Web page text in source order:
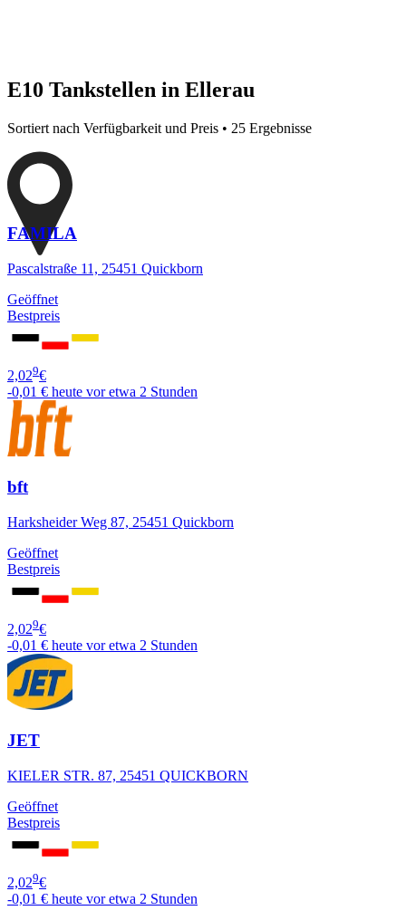
E10 Tankstellen in Ellerau
Sortiert nach Verfügbarkeit und Preis • 25 Ergebnisse
FAMILA
Pascalstraße 11, 25451 Quickborn
Geöffnet
Bestpreis
2,029€
-0,01 € heute vor etwa 2 Stunden
bft
Harksheider Weg 87, 25451 Quickborn
Geöffnet
Bestpreis
2,029€
-0,01 € heute vor etwa 2 Stunden
JET
KIELER STR. 87, 25451 QUICKBORN
Geöffnet
Bestpreis
2,029€
-0,01 € heute vor etwa 2 Stunden